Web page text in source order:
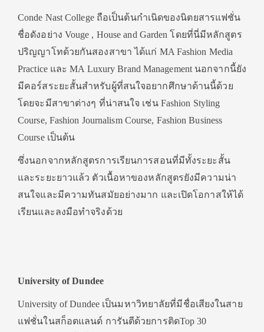
Conde Nast College ถือเป็นต้นกำเนิดของนิตยสารแฟชั่น
ชื่อดังอย่าง Vouge , House and Garden โดยที่นี่มีหลักสูตร
ปริญญาโทด้วยกันสองสาขา ได้แก่ MA Fashion Media
Practice และ MA Luxury Brand Management นอกจากนี้ยัง
มีคอร์สระยะสั้นสำหรับผู้ที่สนใจอยากศึกษาด้านนี้ด้วย
โดยจะมีสาขาต่างๆ ที่น่าสนใจ เช่น Fashion Styling
Course, Fashion Journalism Course, Fashion Business
Course เป็นต้น
ซึ่งนอกจากหลักสูตรการเรียนการสอนที่มีทั้งระยะสั้น
และระยะยาวแล้ว ตัวเนื้อหาของหลักสูตรยังมีความน่า
สนใจและมีความทันสมัยอย่างมาก และเปิดโอกาสให้ได้
เรียนและลงมือทำจริงด้วย
University of Dundee
University of Dundee เป็นมหาวิทยาลัยที่มีชื่อเสียงในสาย
แฟชั่นในสก็อตแลนด์ การันตีด้วยการติดTop 30